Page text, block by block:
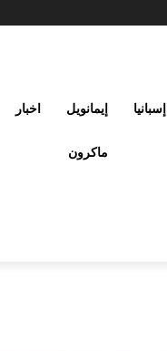
إسبانيا إيمانويل
ماكرون
اخبار